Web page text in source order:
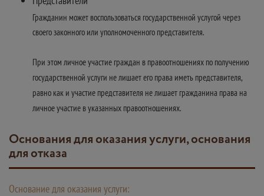
Гражданин может воспользоваться государственной услугой через
своего законного или уполномоченного представителя.
При этом личное участие граждан в правоотношениях по получению
государственной услуги не лишает его права иметь представителя,
равно как и участие представителя не лишает гражданина права на
личное участие в указанных правоотношениях.
Основания для оказания услуги, основания
для отказа
Основание для оказания услуги: